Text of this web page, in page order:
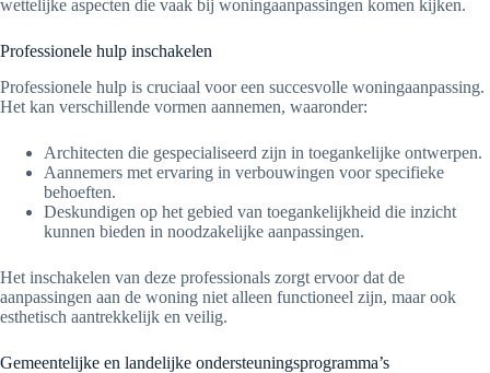
wettelijke aspecten die vaak bij woningaanpassingen komen kijken.
Professionele hulp inschakelen
Professionele hulp is cruciaal voor een succesvolle woningaanpassing.
Het kan verschillende vormen aannemen, waaronder:
Architecten die gespecialiseerd zijn in toegankelijke ontwerpen.
Aannemers met ervaring in verbouwingen voor specifieke
behoeften.
Deskundigen op het gebied van toegankelijkheid die inzicht
kunnen bieden in noodzakelijke aanpassingen.
Het inschakelen van deze professionals zorgt ervoor dat de
aanpassingen aan de woning niet alleen functioneel zijn, maar ook
esthetisch aantrekkelijk en veilig.
Gemeentelijke en landelijke ondersteuningsprogramma’s